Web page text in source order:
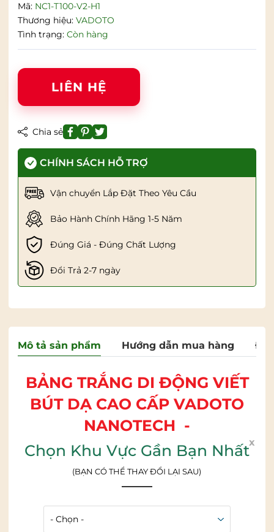
Mã: NC1-T100-V2-H1
Thương hiệu: VADOTO
Tình trạng: Còn hàng
LIÊN HỆ
Chia sẻ
CHÍNH SÁCH HỖ TRỢ
Vận chuyển Lắp Đặt Theo Yêu Cầu
Bảo Hành Chính Hãng 1-5 Năm
Đúng Giá - Đúng Chất Lượng
Đổi Trả 2-7 ngày
Mô tả sản phẩm Hướng dẫn mua hàng
BẢNG TRẮNG DI ĐỘNG VIẾT
BÚT DẠ CAO CẤP VADOTO
NANOTECH -
BẢNG TỪ TRẮNG DI ĐỘNG
CHÂN ĐẨY OVAL - CÓ THỂ
Bảng trắng di động viết bút dạ Vadoto
Nanotech là
x
Chọn Khu Vực Gần Bạn Nhất
(BẠN CÓ THỂ THAY ĐỔI LẠI SAU)